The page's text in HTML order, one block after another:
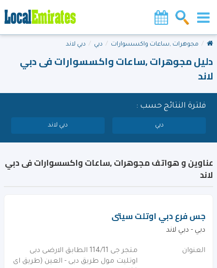
مجوهرات ,ساعات واكسسوارات دبي دبي لاند
دليل مجوهرات ,ساعات واكسسوارات فى دبي
لاند
فلترة النتائج حسب :
دبي دبي لاند
عناوين و هواتف مجوهرات ,ساعات واكسسوارات فى دبي
لاند
جس فرع دبي اوتلت سيتى
دبي - دبي لاند
العنوان
متجر جى 114/11 الطابق الارضى دبى
اوتليت مول طريق دبى - العين (طريق اى